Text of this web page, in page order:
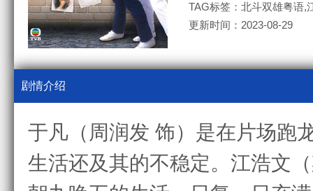
TAG标签：北斗双雄粤语,
更新时间：2023-08-29
剧情介绍
于凡（周润发 饰）是在片场跑
生活还及其的不稳定。江浩文